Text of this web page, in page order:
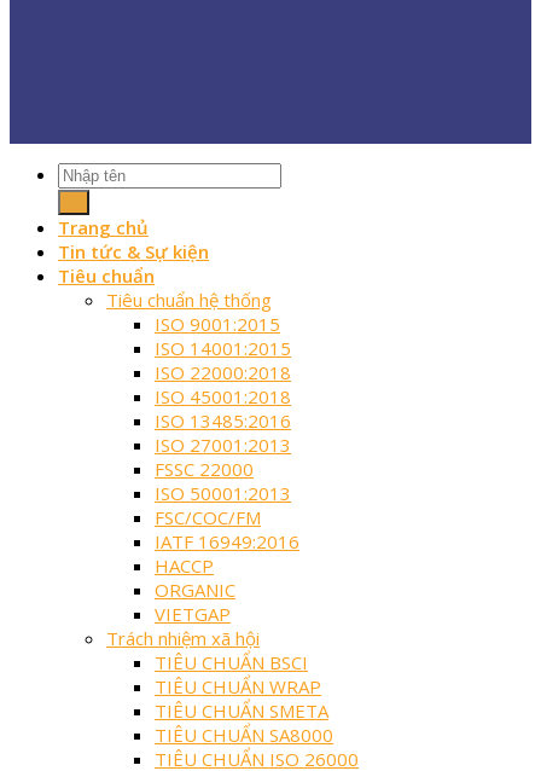
Trang chủ
Tin tức & Sự kiện
Tiêu chuẩn
Tiêu chuẩn hệ thống
ISO 9001:2015
ISO 14001:2015
ISO 22000:2018
ISO 45001:2018
ISO 13485:2016
ISO 27001:2013
FSSC 22000
ISO 50001:2013
FSC/COC/FM
IATF 16949:2016
HACCP
ORGANIC
VIETGAP
Trách nhiệm xã hội
TIÊU CHUẨN BSCI
TIÊU CHUẨN WRAP
TIÊU CHUẨN SMETA
TIÊU CHUẨN SA8000
TIÊU CHUẨN ISO 26000